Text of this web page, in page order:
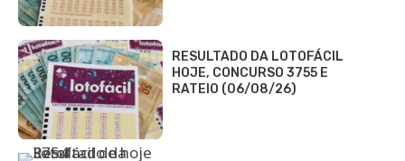
RESULTADO DA LOTOFÁCIL
HOJE, CONCURSO 3755 E
RATEIO (06/08/26)